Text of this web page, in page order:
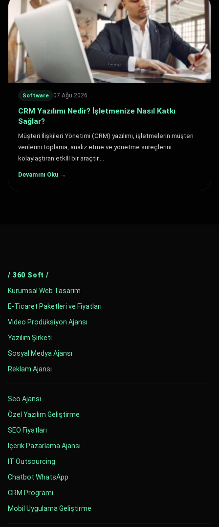
Software 07 Ağu 2026
CRM Yazılımı Nedir? İşletmenize Nasıl Katkı
Sağlar?
Müşteri İlişkileri Yönetimi (CRM) yazılımı, işletmelerin müşteri
verilerini toplama, analiz etme ve yönetme süreçlerini
kolaylaştıran etkili bir araçtır.…
Devamını Oku →
/ 360 Soft /
Kurumsal Web Tasarım
E-Ticaret Paketleri ve Fiyatları
Video Prodüksiyon Ajansı
Yazılım Şirketi
Sosyal Medya Ajansı
Reklam Ajansı
Seo Ajansı
Özel Yazılım Geliştirme
SEO Fiyatları
İçerik Pazarlama Ajansı
IT Outsourcing
Chatbot WhatsApp
CRM Programı
Mobil Uygulama Geliştirme